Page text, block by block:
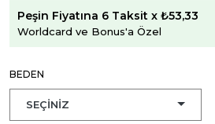
Peşin Fiyatına 6 Taksit x ₺53,33
Worldcard ve Bonus'a Özel
BEDEN